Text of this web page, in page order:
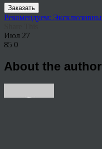
Заказать
Рекомендуем:
Июл 27
85 0
About the author